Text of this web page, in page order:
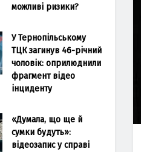
можливі ризики?
У Тернопільському
ТЦК загинув 46-річний
чоловік: оприлюднили
фрагмент відео
інциденту
«Думала, що ще й
сумки будуть»:
відеозапис у справі